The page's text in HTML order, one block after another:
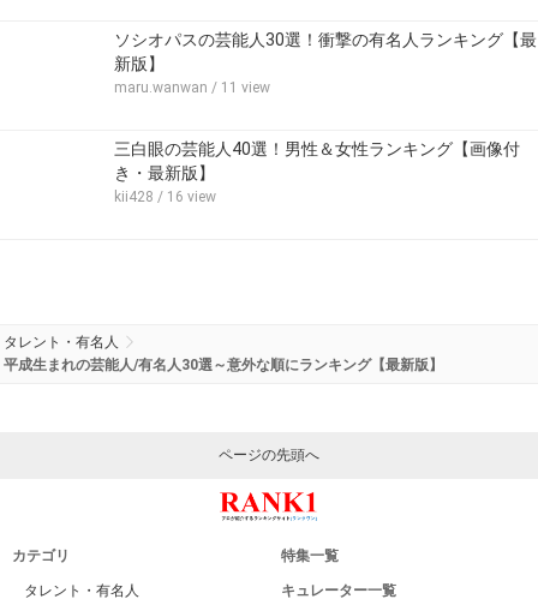
ソシオパスの芸能人30選！衝撃の有名人ランキング【最
新版】
maru.wanwan / 11 view
三白眼の芸能人40選！男性＆女性ランキング【画像付
き・最新版】
kii428 / 16 view
タレント・有名人
平成生まれの芸能人/有名人30選～意外な順にランキング【最新版】
ページの先頭へ
カテゴリ
タレント・有名人
特集一覧
キュレーター一覧